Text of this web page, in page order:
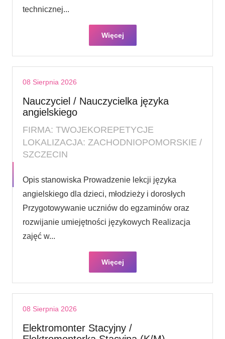
technicznej...
Więcej
08 Sierpnia 2026
Nauczyciel / Nauczycielka języka
angielskiego
FIRMA: TWOJEKOREPETYCJE
LOKALIZACJA: ZACHODNIOPOMORSKIE /
SZCZECIN
Opis stanowiska Prowadzenie lekcji języka
angielskiego dla dzieci, młodzieży i dorosłych
Przygotowywanie uczniów do egzaminów oraz
rozwijanie umiejętności językowych Realizacja
zajęć w...
Więcej
08 Sierpnia 2026
Elektromonter Stacyjny /